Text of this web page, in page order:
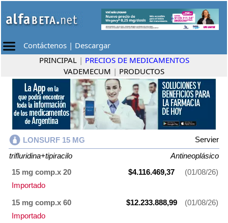
Contáctenos | Descargar
PRINCIPAL | PRECIOS DE MEDICAMENTOS
VADEMECUM | PRODUCTOS
LONSURF 15 MG
Servier
trifluridina+tipiracilo
Antineoplásico
15 mg comp.x 20
$4.116.469,37
(01/08/26)
Importado
15 mg comp.x 60
$12.233.888,99
(01/08/26)
Importado